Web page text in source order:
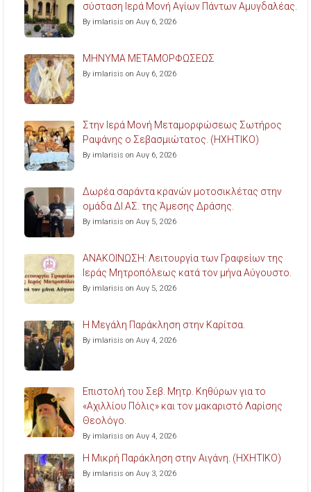
σύσταση Ιερά Μονή Αγίων Πάντων Αμυγδαλέας.
By imlarisis on Αυγ 6, 2026
ΜΗΝΥΜΑ ΜΕΤΑΜΟΡΦΩΣΕΩΣ
By imlarisis on Αυγ 6, 2026
Στην Ιερά Μονή Μεταμορφώσεως Σωτήρος
Ραψάνης ο Σεβασμιώτατος. (ΗΧΗΤΙΚΟ)
By imlarisis on Αυγ 6, 2026
Δωρέα σαράντα κρανών μοτοσικλέτας στην
ομάδα ΔΙ.ΑΣ. της Άμεσης Δράσης.
By imlarisis on Αυγ 5, 2026
ΑΝΑΚΟΙΝΩΣΗ: Λειτουργία των Γραφείων της
Ιεράς Μητροπόλεως κατά τον μήνα Αύγουστο.
By imlarisis on Αυγ 5, 2026
Η Μεγάλη Παράκληση στην Καρίτσα.
By imlarisis on Αυγ 4, 2026
Επιστολή του Σεβ. Μητρ. Κηθύρων για το
«Αχιλλίου Πόλις» και τον μακαριστό Λαρίσης
Θεολόγο.
By imlarisis on Αυγ 4, 2026
Η Μικρή Παράκληση στην Αιγάνη. (ΗΧΗΤΙΚΟ)
By imlarisis on Αυγ 3, 2026